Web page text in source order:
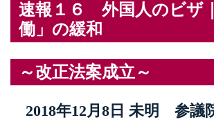
速報１６ 外国人のビザ
働」の緩和
～改正法案成立～
2018年12月8日 未明 参議